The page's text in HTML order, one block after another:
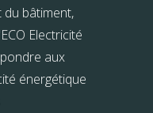
bâtiment,
Electricité
aux
énergétique